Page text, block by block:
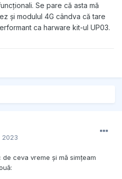
Se pare că asta mă
și modulul 4G cândva că tare
ca harware kit-ul UP03.
2023
ceva vreme și mă simțeam